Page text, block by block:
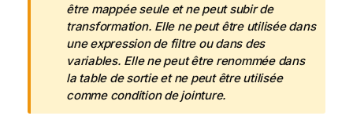
o
t
e
I
n
f
o
être mappée seule et ne peut subir de
transformation. Elle ne peut être utilisée dans
une expression de filtre ou dans des
variables. Elle ne peut être renommée dans
la table de sortie et ne peut être utilisée
comme condition de jointure.